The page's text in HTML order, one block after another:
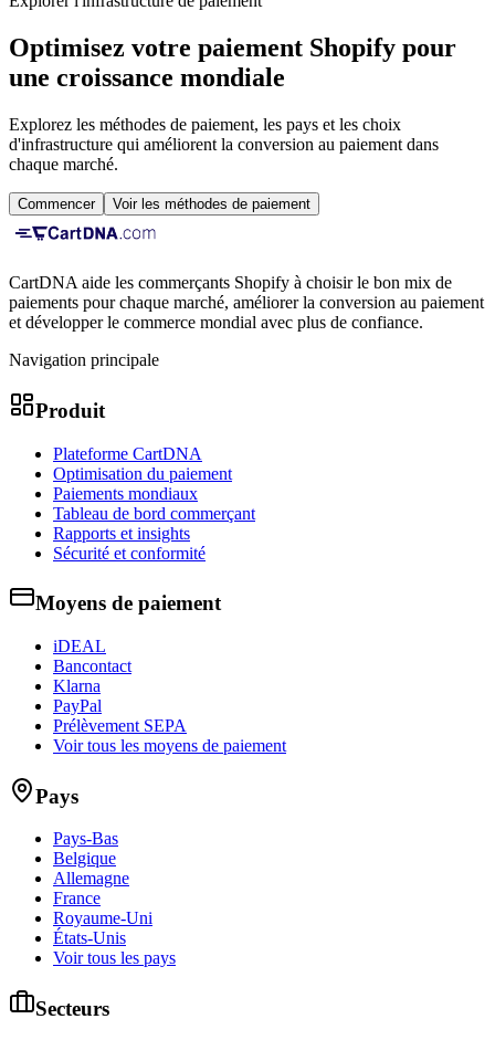
Optimisez votre paiement Shopify pour
une croissance mondiale
Explorez les méthodes de paiement, les pays et les choix
d'infrastructure qui améliorent la conversion au paiement dans
chaque marché.
Commencer Voir les méthodes de paiement
CartDNA aide les commerçants Shopify à choisir le bon mix de
paiements pour chaque marché, améliorer la conversion au paiement
et développer le commerce mondial avec plus de confiance.
Navigation principale
Produit
Plateforme CartDNA
Optimisation du paiement
Paiements mondiaux
Tableau de bord commerçant
Rapports et insights
Sécurité et conformité
Moyens de paiement
iDEAL
Bancontact
Klarna
PayPal
Prélèvement SEPA
Voir tous les moyens de paiement
Pays
Pays-Bas
Belgique
Allemagne
France
Royaume-Uni
États-Unis
Voir tous les pays
Secteurs